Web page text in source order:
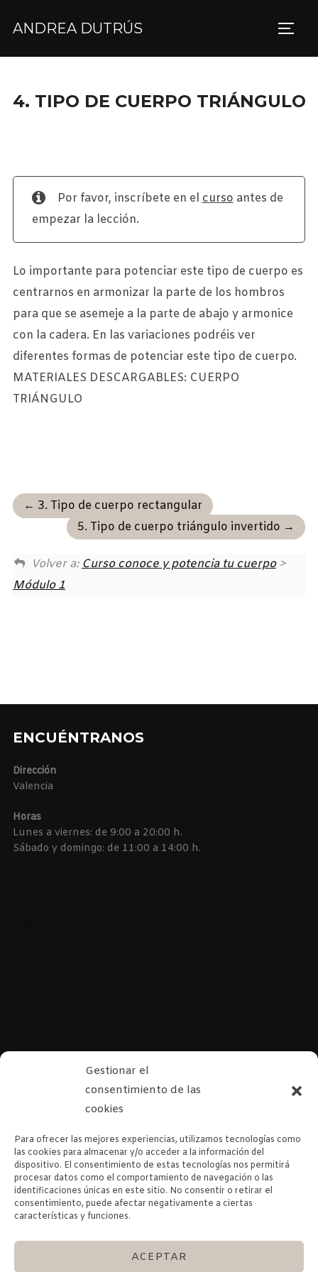
Gestionar el
consentimiento de las
cookies
Para ofrecer las mejores experiencias, utilizamos tecnologías como
las cookies para almacenar y/o acceder a la información del
dispositivo. El consentimiento de estas tecnologías nos permitirá
procesar datos como el comportamiento de navegación o las
identificaciones únicas en este sitio. No consentir o retirar el
consentimiento, puede afectar negativamente a ciertas
características y funciones.
ACEPTAR
ANDREA DUTRÚS
4. TIPO DE CUERPO TRIÁNGULO
Por favor, inscríbete en el curso antes de
empezar la lección.
Lo importante para potenciar este tipo de cuerpo es
centrarnos en armonizar la parte de los hombros
para que se asemeje a la parte de abajo y armonice
con la cadera. En las variaciones podréis ver
diferentes formas de potenciar este tipo de cuerpo.
MATERIALES DESCARGABLES: CUERPO
TRIÁNGULO
3. Tipo de cuerpo rectangular
5. Tipo de cuerpo triángulo invertido
Volver a: Curso conoce y potencia tu cuerpo>
Módulo 1
ENCUÉNTRANOS
Dirección
Valencia
Horas
Lunes a viernes: de 9:00 a 20:00 h.
Sábado y domingo: de 11:00 a 14:00 h.
PUEDES CONTACTARME EN
@andreadutrus
andreadutrusasesoria@gmail.com
BUSCAR